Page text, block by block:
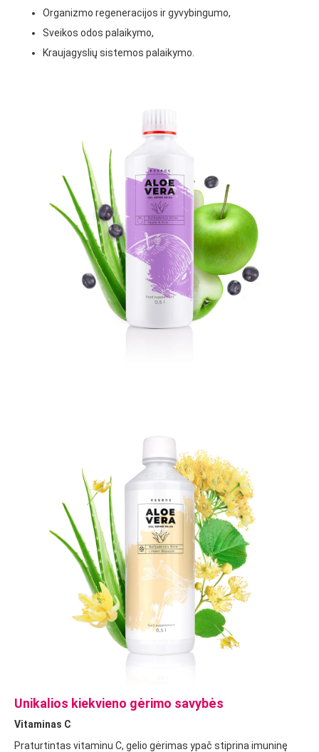
Organizmo regeneracijos ir gyvybingumo,
Sveikos odos palaikymo,
Kraujagyslių sistemos palaikymo.
Unikalios kiekvieno gėrimo savybės
Vitaminas C
Praturtintas vitaminu C, gelio gėrimas ypač stiprina imuninę